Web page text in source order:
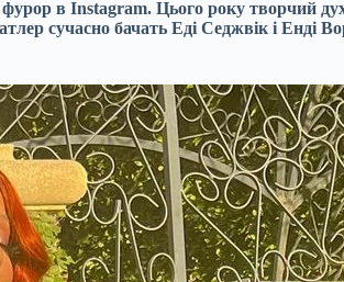
в Instagram. Цього року творчий
сучасно бачать Еді Седжвік і Енді